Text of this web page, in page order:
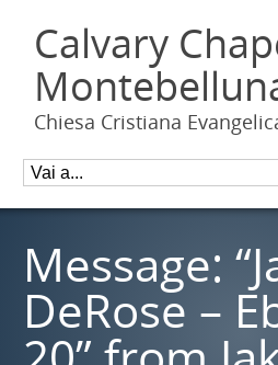
Calvary
Chiesa Cristiana
Message:
DeRose –